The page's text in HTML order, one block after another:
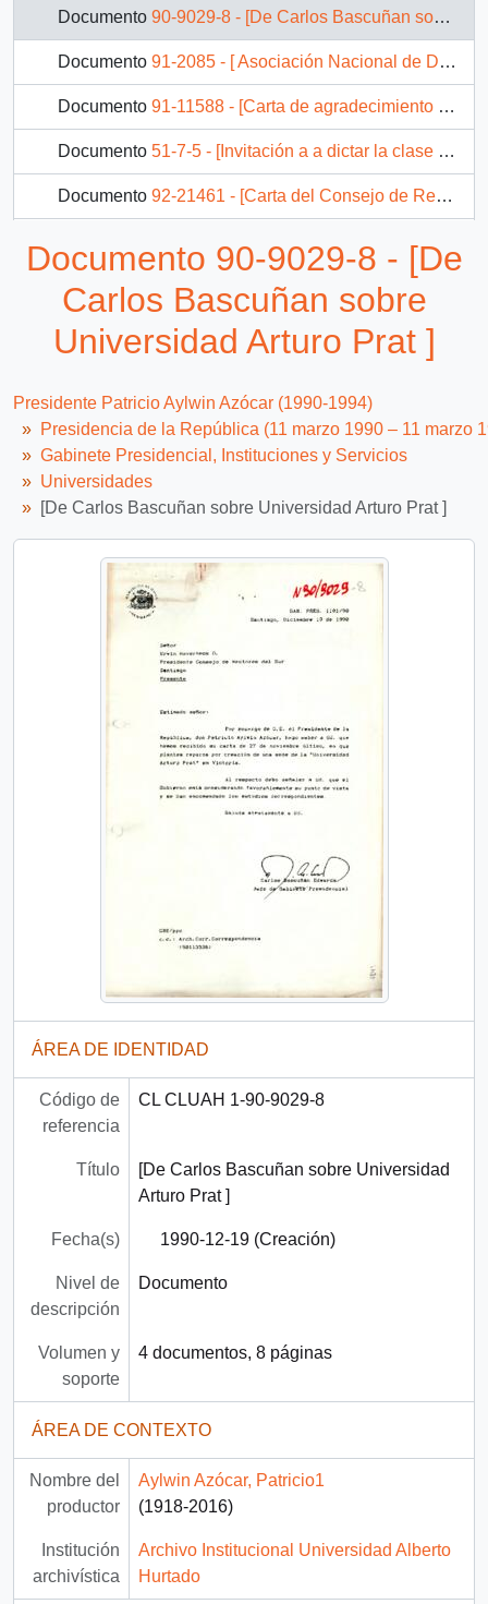
Documento 90-9029-8 - [De Carlos Bascuñan sobre Universidad Arturo Prat ]
Documento 91-2085 - [ Asociación Nacional de Deudores del Crédito Fiscal Universitario solicita solución respecto de deudas universitarias]
Documento 91-11588 - [Carta de agradecimiento por remoción de cargo a rectora de la Universidad de Playa Ancha de Ciencias de la Educación]
Documento 51-7-5 - [Invitación a a dictar la clase inaugural en la ceremonia oficial de iniciación de IX Jornada de Historia de Chile a celebrarse en La Serena].
Documento 92-21461 - [Carta del Consejo de Rectores de Universidades Chilenas]
Documento 90-9029-8 - [De
Carlos Bascuñan sobre
Universidad Arturo Prat ]
Presidente Patricio Aylwin Azócar (1990-1994)
Presidencia de la República (11 marzo 1990 – 11 marzo
Gabinete Presidencial, Instituciones y Servicios
Universidades
[De Carlos Bascuñan sobre Universidad Arturo Prat ]
ÁREA DE IDENTIDAD
Código de
referencia
CL CLUAH 1-90-9029-8
Título
[De Carlos Bascuñan sobre Universidad
Arturo Prat ]
Fecha(s) 1990-12-19 (Creación)
Nivel de
descripción
Documento
Volumen y
soporte
4 documentos, 8 páginas
ÁREA DE CONTEXTO
Nombre del
productor
Aylwin Azócar, Patricio1
(1918-2016)
Institución
archivística
Archivo Institucional Universidad Alberto
Hurtado